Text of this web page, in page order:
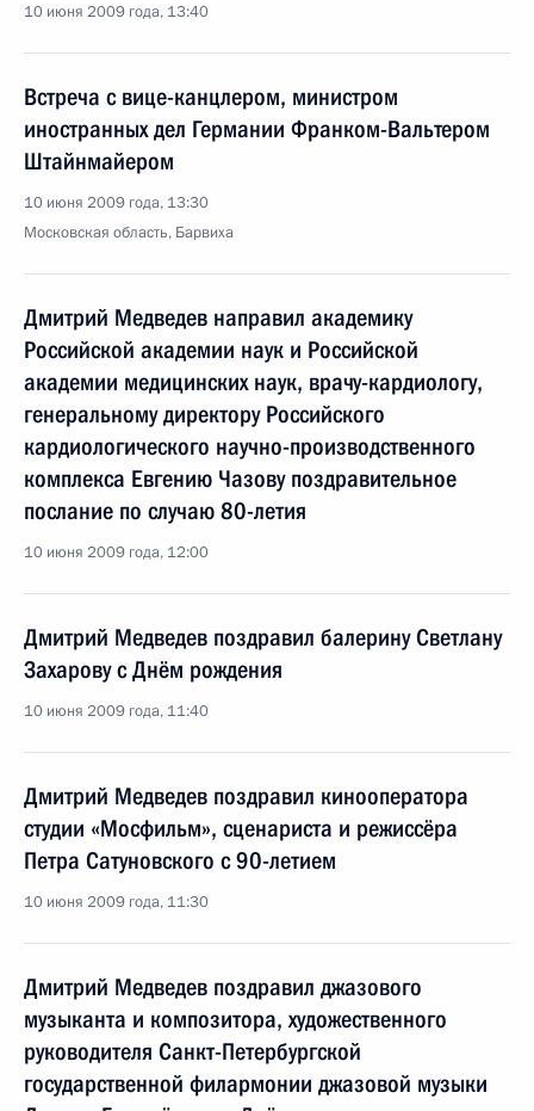
10 июня 2009 года, 13:40
Встреча с вице-канцлером, министром
иностранных дел Германии Франком-Вальтером
Штайнмайером
10 июня 2009 года, 13:30
Московская область, Барвиха
Дмитрий Медведев направил академику
Российской академии наук и Российской
академии медицинских наук, врачу-кардиологу,
генеральному директору Российского
кардиологического научно-производственного
комплекса Евгению Чазову поздравительное
послание по случаю 80-летия
10 июня 2009 года, 12:00
Дмитрий Медведев поздравил балерину Светлану
Захарову с Днём рождения
10 июня 2009 года, 11:40
Дмитрий Медведев поздравил кинооператора
студии «Мосфильм», сценариста и режиссёра
Петра Сатуновского с 90-летием
10 июня 2009 года, 11:30
Дмитрий Медведев поздравил джазового
музыканта и композитора, художественного
руководителя Санкт-Петербургской
государственной филармонии джазовой музыки